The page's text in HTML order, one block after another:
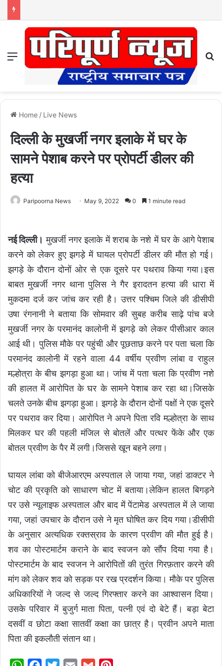
Menu
Home / Live News
दिल्ली के मुखर्जी नगर इलाके में घर के
सामने पेशाब करने पर प्रोपर्टी डीलर की
हत्या
Paripoorna News May 9, 2022 0 1 minute read
नई दिल्ली। मुखर्जी नगर इलाके में शराब के नशे में घर के आगे पेशाब
करने को लेकर हुए झगड़े में घायल प्रोपर्टी डीलर की मौत हो गई।
झगड़े के दौरान दोनों ओर से एक दूसरे पर पथराव किया गया।इस
बाबत मुखर्जी नगर थाना पुलिस ने गैर इरादतन हत्या की धारा में
मुकदमा दर्ज कर जांच कर रही है। उत्तर पश्चिम जिले की डीसीपी
उषा रंगनानी ने बताया कि सोमवार की सुबह करीब साढ़े पांच बजे
मुखर्जी नगर के परमानंद कालोनी में झगड़े को लेकर पीसीआर काल
आई थी। पुलिस मौके पर पहुंची और पूछताछ करने पर पता चला कि
परमानंद कालोनी में रहने वाला 44 वर्षीय प्रवीण लांबा व राहुल
मल्होत्रा ​​​​के बीच झगड़ा हुआ था। जांच में पता चला कि प्रवीण नशे
की हालत में आरोपित के घर के सामने पेशाब कर रहा था।जिसके
चलते उनके बीच झगड़ा हुआ। झगड़े के दौरान दोनों पक्षों ने एक दूसरे
पर पथराव कर दिया। आरोपित ने अपने पिता रवि मल्होत्रा ​​के साथ
मिलकर घर की पहली मंजिल से बोतलें और पत्थर फेंके और एक
बोतल प्रवीण के पैर मेें लगी।जिससे खून बहने लगा।
घायल लांबा को बीजेआरएम अस्पताल ले जाया गया, जहां डाक्टर ने
चोट की प्रकृति को साधारण चोट में बताया।लेकिन हालत बिगड़ने
पर उसे न्यूलाइफ अस्पताल और बाद में पेंटामेड अस्पताल में ले जाया
गया, जहां उपचार के दौरान उसे ने मृत घोषित कर दिय गया।डीसीपी
के अनुसार अत्यधिक रक्तस्राव के कारण प्रवीण की मौत हुई है।
शव का पोस्टमार्टम कराने के बाद स्वजन को सौंप दिया गया है।
पोस्टमार्टम के बाद स्वजन ने आरोपिताें की तुरंत गिरफ़तार करने की
मांग को लेकर शव को सड़क पर रख प्रदर्शन किया। मौके पर पुलिस
अधिकारियों ने जल्द से जल्द गिरफ्तार करने का आश्वासन दिया।
उसके परिवार में बुजुर्ग माता पिता, पत्नी एवं दो बेटे हैं। बड़ा बेटा
दसवीं व छोटा कक्षा सातवीं कक्षा का छात्र है। प्रवीन अपने माता
पिता की इकलौती संतान था।